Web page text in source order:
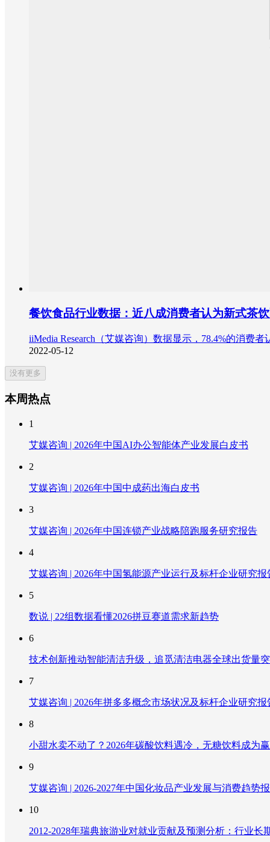
餐饮食品行业数据：近八成消费者认为新式茶
iiMedia Research（艾媒咨询）数据显示，78.4%的消费
2022-05-12
没有更多
本周热点
1
艾媒咨询 | 2026年中国AI办公智能体产业发展白皮书
2
艾媒咨询 | 2026年中国中成药出海白皮书
3
艾媒咨询 | 2026年中国连锁产业战略陪跑服务研究报告
4
艾媒咨询 | 2026年中国氢能源产业运行及标杆企业研究报
5
数说 | 22组数据看懂2026拼豆赛道需求新趋势
6
技术创新推动智能清洁升级，追觅清洁电器全球出货量突
7
艾媒咨询 | 2026年拼多多概念市场状况及标杆企业研究报
8
小甜水卖不动了？2026年碳酸饮料遇冷，无糖饮料成为赢
9
艾媒咨询 | 2026-2027年中国化妆品产业发展与消费趋势
10
2012-2028年瑞典旅游业对就业贡献及预测分析：行业